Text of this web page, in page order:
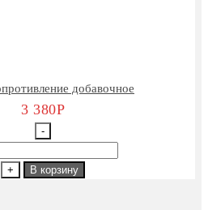
добавочное
3 380Р
-
+ В корзину